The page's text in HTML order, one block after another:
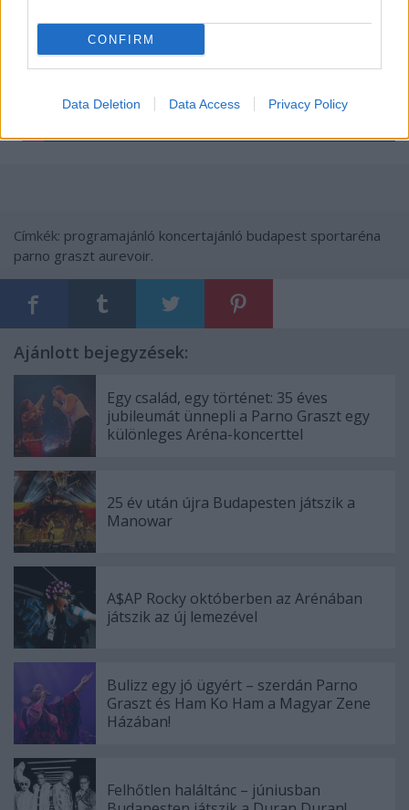
CONFIRM
Data Deletion Data Access Privacy Policy
Címkék: programajánló koncertajánló budapest sportaréna
parno graszt aurevoir.
Ajánlott bejegyzések:
Egy család, egy történet: 35 éves
jubileumát ünnepli a Parno Graszt egy
különleges Aréna-koncerttel
25 év után újra Budapesten játszik a
Manowar
A$AP Rocky októberben az Arénában
játszik az új lemezével
Bulizz egy jó ügyért – szerdán Parno
Graszt és Ham Ko Ham a Magyar Zene
Házában!
Felhőtlen haláltánc – júniusban